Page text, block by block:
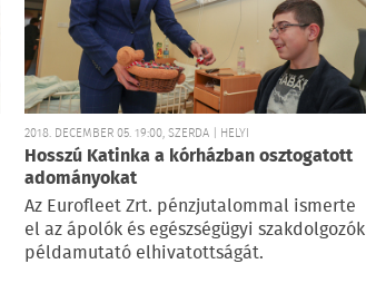
2018. DECEMBER 05. 19:00, SZERDA | HELYI
Hosszú Katinka a kórházban osztogatott
adományokat
Az Eurofleet Zrt. pénzjutalommal ismerte
el az ápolók és egészségügyi szakdolgozók
példamutató elhivatottságát.